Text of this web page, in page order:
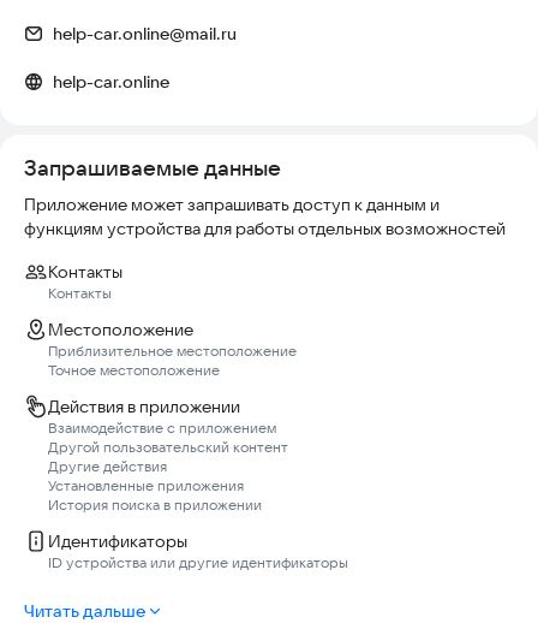
help-car.online@mail.ru
help-car.online
Запрашиваемые данные
Приложение может запрашивать доступ к данным и
функциям устройства для работы отдельных возможностей
Контакты
Контакты
Местоположение
Приблизительное местоположение
Точное местоположение
Действия в приложении
Взаимодействие с приложением
Другой пользовательский контент
Другие действия
Установленные приложения
История поиска в приложении
Идентификаторы
ID устройства или другие идентификаторы
Читать дальше